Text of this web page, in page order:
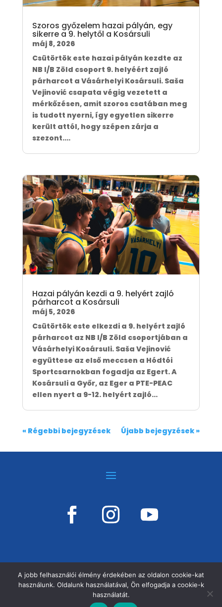
Szoros győzelem hazai pályán, egy
sikerre a 9. helytől a Kosársuli
máj 8, 2026
Csütörtök este hazai pályán kezdte az
NB I/B Zöld csoport 9. helyéért zajló
párharcot a Vásárhelyi Kosársuli. Saša
Vejinović csapata végig vezetett a
mérkőzésen, amit szoros csatában meg
is tudott nyerni, így egyetlen sikerre
került attól, hogy szépen zárja a
szezont....
Hazai pályán kezdi a 9. helyért zajló
párharcot a Kosársuli
máj 5, 2026
Csütörtök este elkezdi a 9. helyért zajló
párharcot az NB I/B Zöld csoportjában a
Vásárhelyi Kosársuli. Saša Vejinović
együttese az első meccsen a Hódtói
Sportcsarnokban fogadja az Egert. A
Kosársuli a Győr, az Eger a PTE-PEAC
ellen nyert a 9-12. helyért zajló...
« Régebbi bejegyzések Újabb bejegyzések »
VÁSÁRHELYI KOSÁRSULI, MINDEN JOG
FENNTARTVA!
A jobb felhasználói élmény érdekében az oldalon cookie-kat
használunk. Oldalunk használatával, Ön elfogadja a cookie-k
használatát.